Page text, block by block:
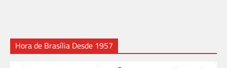
Hora de Brasília Desde 1957